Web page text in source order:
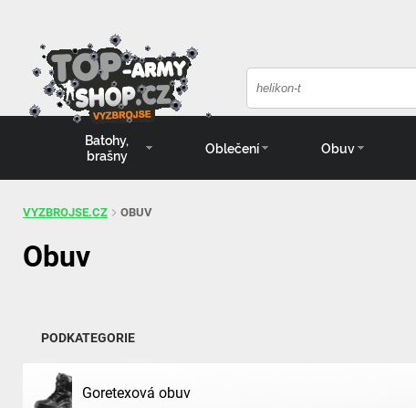
Batohy,
brašny
Oblečení Obuv
VYZBROJSE.CZ OBUV
Obuv
PODKATEGORIE
Goretexová obuv